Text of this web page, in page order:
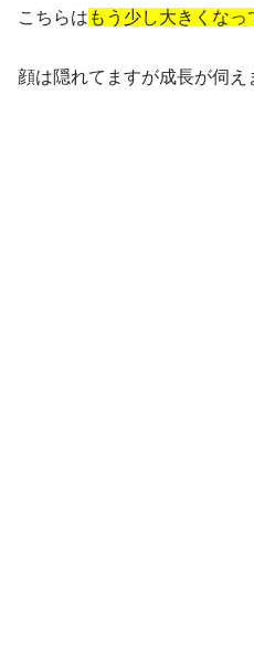
こちらは もう少し大きくなっ
顔は隠れてますが成長が伺え